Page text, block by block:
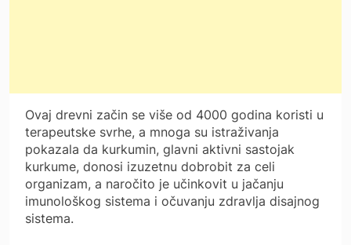
Ovaj drevni začin se više od 4000 godina koristi u
terapeutske svrhe, a mnoga su istraživanja
pokazala da kurkumin, glavni aktivni sastojak
kurkume, donosi izuzetnu dobrobit za celi
organizam, a naročito je učinkovit u jačanju
imunološkog sistema i očuvanju zdravlja disajnog
sistema.